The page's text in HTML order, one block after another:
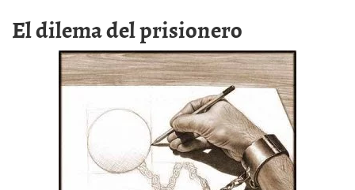
El dilema del prisionero